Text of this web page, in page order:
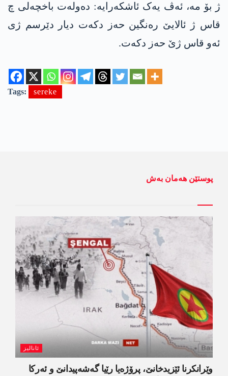
ژ بۆ مە، ئەڤ یەک ئاشكه‌رایه‌: دەولەت باخچەلی چ
قاس ژ ئالایێ رەنگین حه‌ز دکەت دیار دێرسم ژی
ئەو قاس ژێ حه‌ز دکەت.
Tags: sereke
پوستێن ھەمان بەش
ئانالیز
وێرانکرنا ئێزیدخانێ، پرۆژەیا رێیا گەشەپیدانێ و ئەرکا